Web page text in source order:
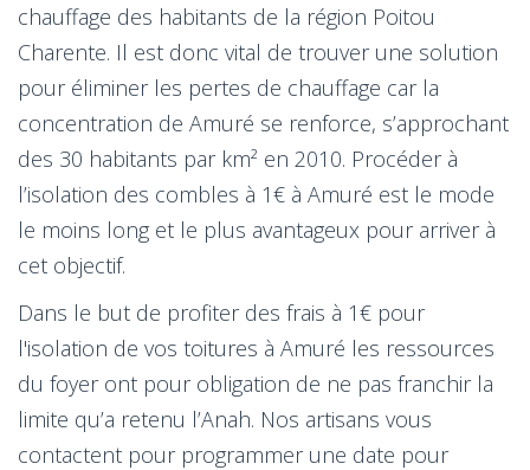
chauffage des habitants de la région Poitou
Charente. Il est donc vital de trouver une solution
pour éliminer les pertes de chauffage car la
concentration de Amuré se renforce, s’approchant
des 30 habitants par km² en 2010. Procéder à
l’isolation des combles à 1€ à Amuré est le mode
le moins long et le plus avantageux pour arriver à
cet objectif.
Dans le but de profiter des frais à 1€ pour
l'isolation de vos toitures à Amuré les ressources
du foyer ont pour obligation de ne pas franchir la
limite qu’a retenu l’Anah. Nos artisans vous
contactent pour programmer une date pour